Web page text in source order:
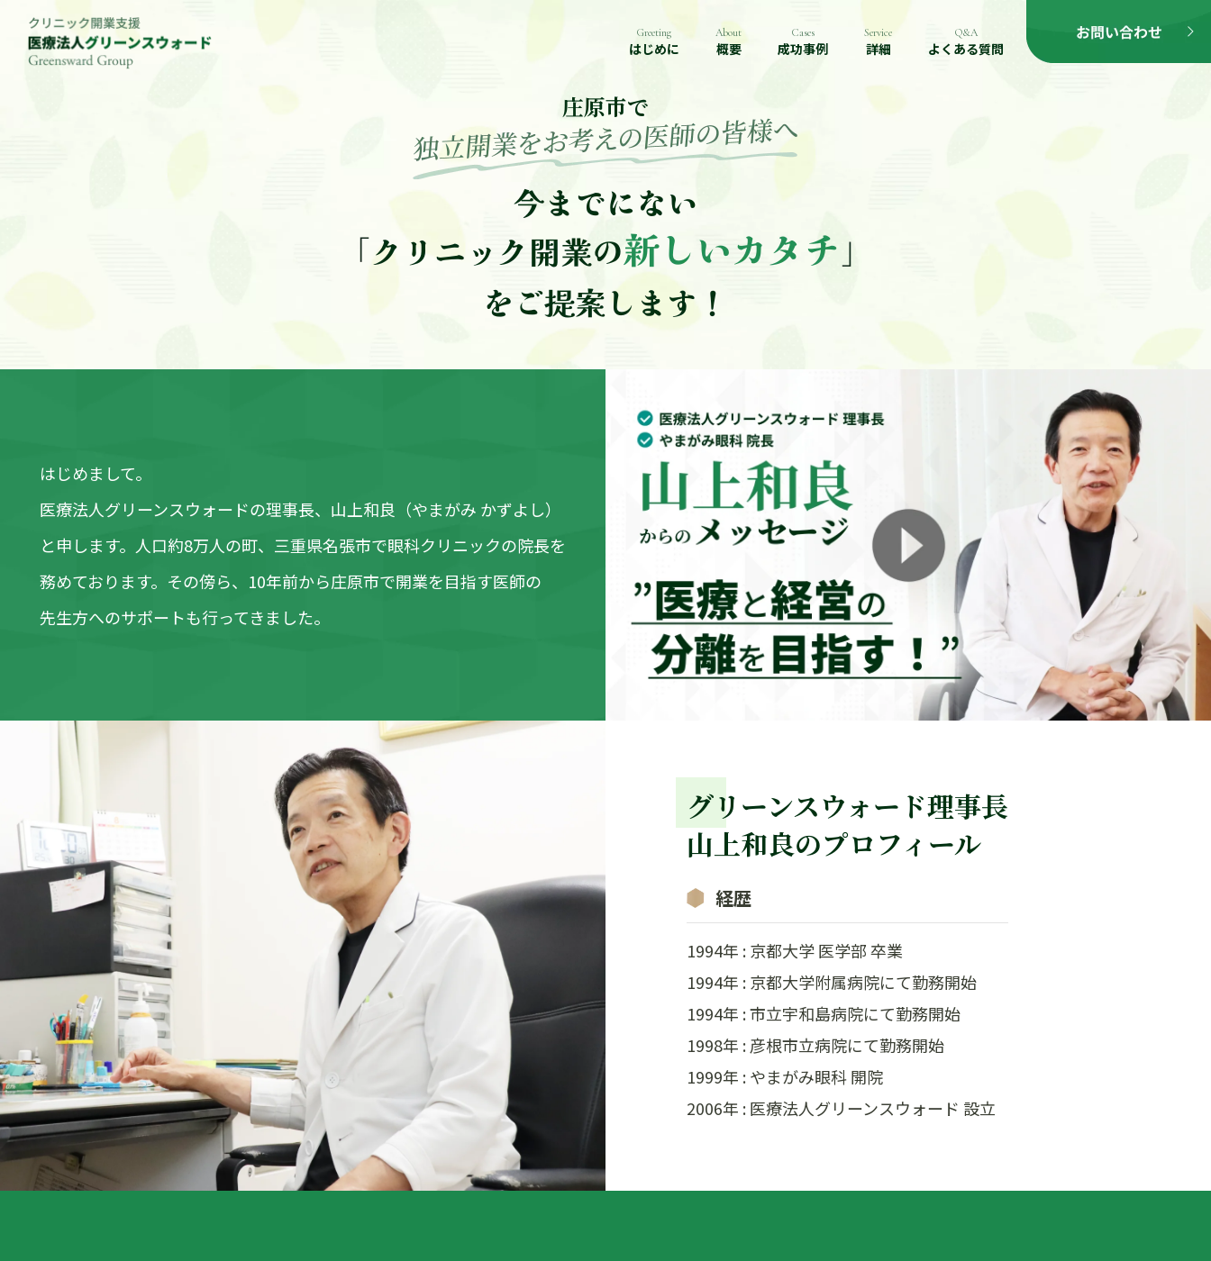
Greeting
はじめに
About
概要
Cases
成功事例
Service
詳細
Q&A
よくある質問
庄原市で
はじめまして。
医療法人グリーンスウォードの理事長、山上和良（やまがみ かずよし）
と申します。人口約8万人の町、三重県名張市で眼科クリニックの院長を
務めております。その傍ら、10年前から庄原市で開業を目指す医師の
先生方へのサポートも行ってきました。
グリーンスウォード理事長
山上和良のプロフィール
経歴
1994年 : 京都大学 医学部 卒業
1994年 : 京都大学附属病院にて勤務開始
1994年 : 市立宇和島病院にて勤務開始
1998年 : 彦根市立病院にて勤務開始
1999年 : やまがみ眼科 開院
2006年 : 医療法人グリーンスウォード 設立